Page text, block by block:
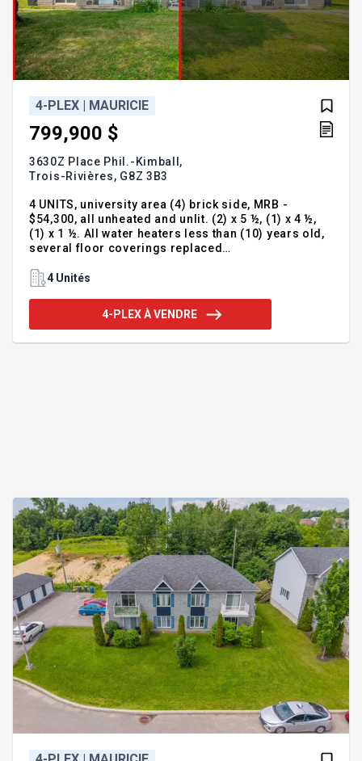
4-PLEX | MAURICIE
799,900 $
3630Z Place Phil.-Kimball,
Trois-Rivières, G8Z 3B3
4 UNITS, university area (4) brick side, MRB -
$54,300, all unheated and unlit. (2) x 5 ½, (1) x 4 ½,
(1) x 1 ½. All water heaters less than (10) years old,
several floor coverings replaced
bathrooms renovated, PVC windows (2004-2011),
roof in good condition. 6 538 sq ft lot, corner lot,
potential for (6) parking spaces and storage sheds.
4 Unités
4-PLEX À VENDRE